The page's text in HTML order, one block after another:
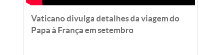
Vaticano divulga detalhes da viagem do
Papa à França em setembro